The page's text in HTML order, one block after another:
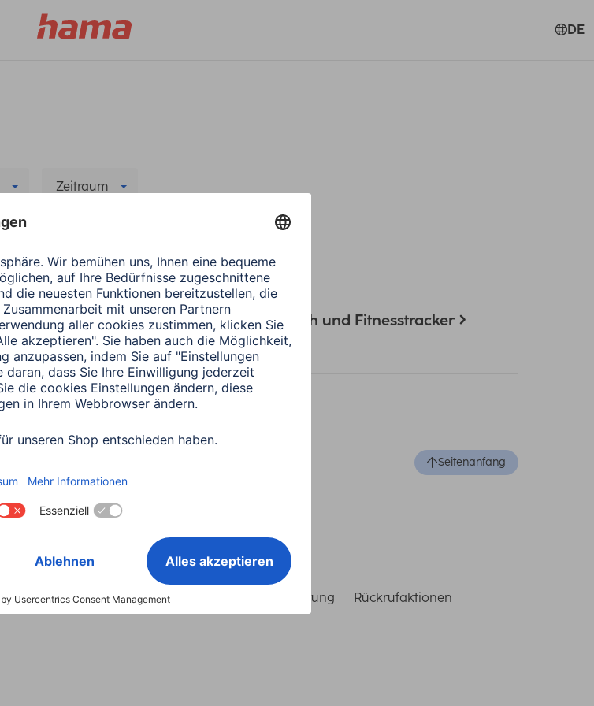
DE
Zeitraum
Hama Wearables
Die richtige App für Smartwatch und Fitnesstracker
1 Minuten Lesedauer
Seitenanfang
Land wählen
Konformitätserklärungen Barrierefreiheitserklärung Rückrufaktionen